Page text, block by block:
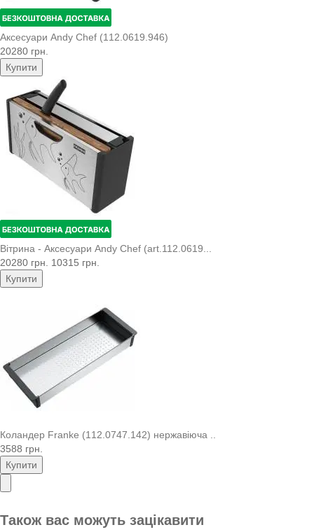
Аксесуари Andy Chef (112.0619.946)
20280 грн.
Купити
Вітрина - Аксесуари Andy Chef (art.112.0619...
20280 грн. 10315 грн.
Купити
Коландер Franke (112.0747.142) нержавіюча ..
3588 грн.
Купити
Також вас можуть зацікавити